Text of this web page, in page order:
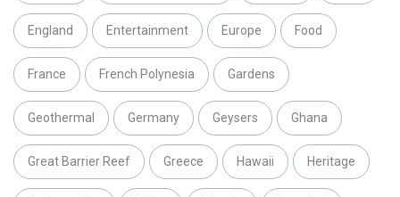
England Entertainment Europe Food
France French Polynesia Gardens
Geothermal Germany Geysers Ghana
Great Barrier Reef Greece Hawaii Heritage